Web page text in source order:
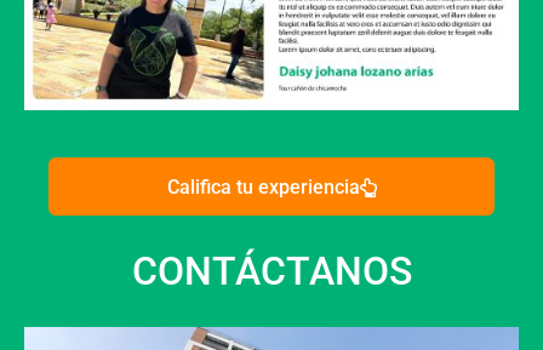
Califica tu experiencia
CONTÁCTANOS